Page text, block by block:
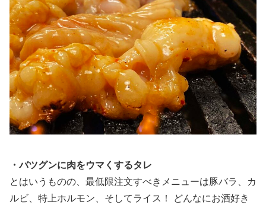
・バツグンに肉をウマくするタレ
とはいうものの、最低限注文すべきメニューは豚バラ、カ
ルビ、特上ホルモン、そしてライス！ どんなにお酒好き